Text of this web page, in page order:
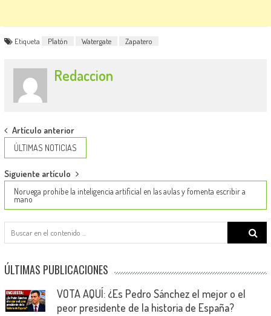
Etiqueta Platón Watergate Zapatero
Redaccion
Post
navigation
Artículo anterior
ÚLTIMAS NOTICIAS
Siguiente artículo
Noruega prohíbe la inteligencia artificial en las aulas y fomenta escribir a
mano
Search
for:
ÚLTIMAS PUBLICACIONES
VOTA AQUÍ: ¿Es Pedro Sánchez el mejor o el
peor presidente de la historia de España?